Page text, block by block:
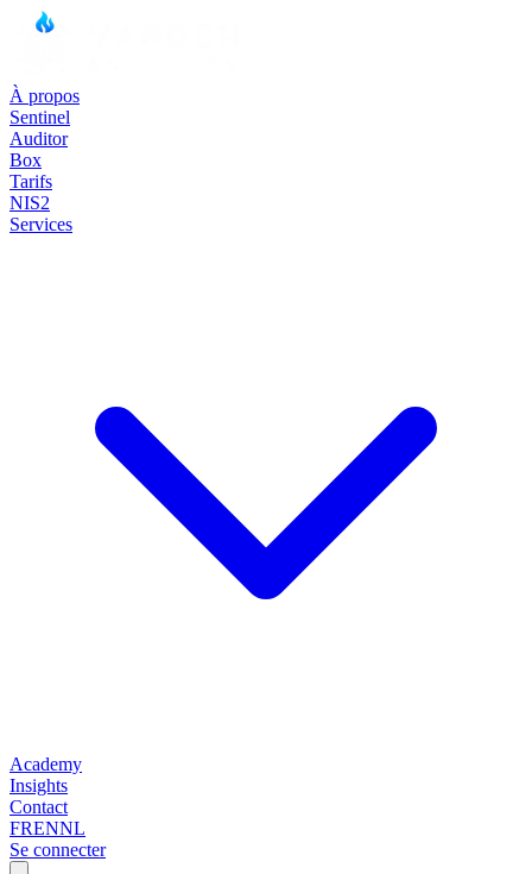
À propos
Sentinel
Auditor
Box
Tarifs
NIS2
Services
Academy
Insights
Contact
FRENNL
Se connecter